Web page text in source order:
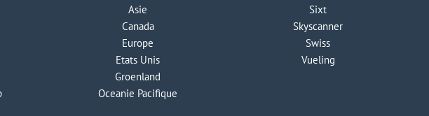
Asie
Canada
Europe
Etats Unis
Groenland
Oceanie Pacifique
Sixt
Skyscanner
Swiss
Vueling